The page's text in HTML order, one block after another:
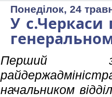
Понеділок, 24
У с.Черкаси
Перший
начальником